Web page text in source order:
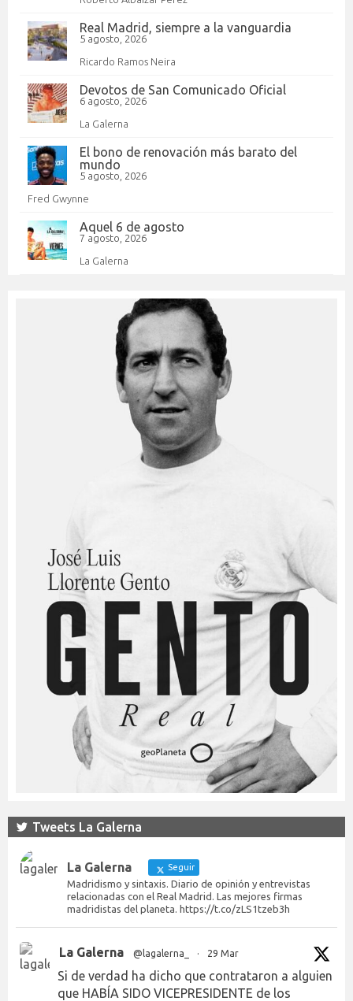
Real Madrid, siempre a la vanguardia
5 agosto, 2026
Ricardo Ramos Neira
Devotos de San Comunicado Oficial
6 agosto, 2026
La Galerna
El bono de renovación más barato del
mundo
5 agosto, 2026
Fred Gwynne
Aquel 6 de agosto
7 agosto, 2026
La Galerna
Tweets La Galerna
La Galerna Seguir
Madridismo y sintaxis. Diario de opinión y entrevistas
relacionadas con el Real Madrid. Las mejores firmas
madridistas del planeta. https://t.co/zLS1tzeb3h
La Galerna @lagalerna_ · 29 Mar
Si de verdad ha dicho que contrataron a alguien
que HABÍA SIDO VICEPRESIDENTE de los